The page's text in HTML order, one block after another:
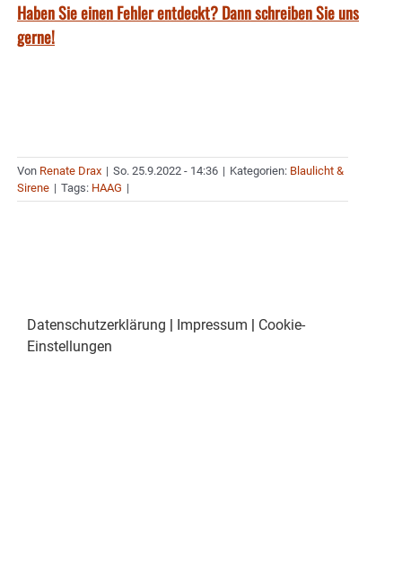
Haben Sie einen Fehler entdeckt? Dann schreiben Sie uns
gerne!
Von Renate Drax | So. 25.9.2022 - 14:36 | Kategorien: Blaulicht &
Sirene | Tags: HAAG |
Datenschutzerklärung Impressum
Cookie-
Einstellungen